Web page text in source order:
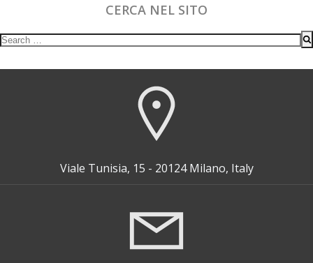
CERCA NEL SITO
Search
Viale Tunisia, 15 - 20124 Milano, Italy